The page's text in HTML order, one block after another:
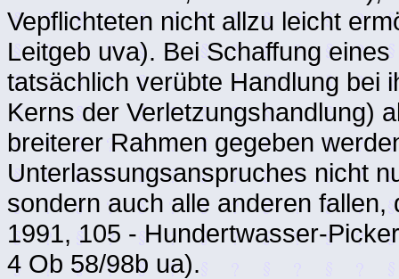
Vepflichteten nicht allzu leicht
Leitgeb uva). Bei Schaffung
tatsächlich verübte Handlung bei
Kerns der Verletzungshandlung)
breiterer Rahmen gegeben
Unterlassungsanspruches nicht
sondern auch alle anderen
1991, 105 - Hundertwasser-
4 Ob 58/98b ua).